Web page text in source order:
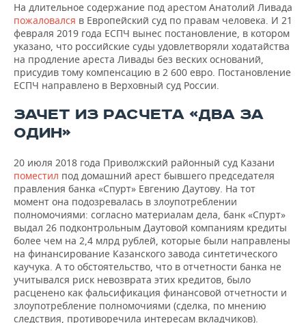
На длительное содержание под арестом Анатолий Ливада
пожаловался в Европейский суд по правам человека. И 21
февраля 2019 года ЕСПЧ вынес постановление, в котором
указано, что российские суды удовлетворяли ходатайства
на продление ареста Ливады без веских оснований,
присудив тому компенсацию в 2 600 евро. Постановление
ЕСПЧ направлено в Верховный суд России.
ЗАЧЕТ ИЗ РАСЧЕТА «ДВА ЗА
ОДИН»
20 июля 2018 года Приволжский районный суд Казани
поместил под домашний арест бывшего председателя
правления банка «Спурт» Евгению Даутову. На тот
момент она подозревалась в злоупотреблении
полномочиями: согласно материалам дела, банк «Спурт»
выдал 26 подконтрольным Даутовой компаниям кредиты
более чем на 2,4 млрд рублей, которые были направлены
на финансирование Казанского завода синтетического
каучука. А то обстоятельство, что в отчетности банка не
учитывался риск невозврата этих кредитов, было
расценено как фальсификация финансовой отчетности и
злоупотребление полномочиями (сделка, по мнению
следствия, противоречила интересам вкладчиков).